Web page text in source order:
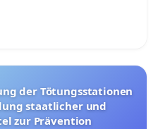
staatlicher und
zur Prävention